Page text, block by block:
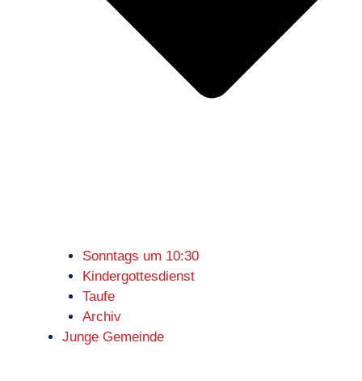
Sonntags um 10:30
Kindergottesdienst
Taufe
Archiv
Junge Gemeinde